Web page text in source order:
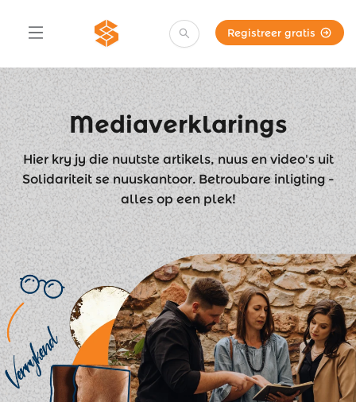
Registreer gratis
Mediaverklarings
Hier kry jy die nuutste artikels, nuus en video's uit
Solidariteit se nuuskantoor. Betroubare inligting -
alles op een plek!